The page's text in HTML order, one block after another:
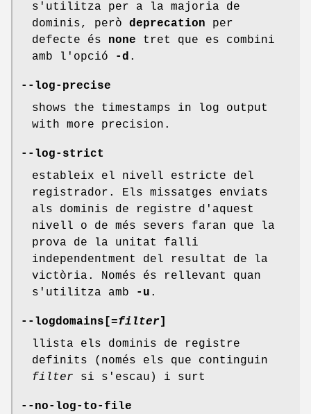
s'utilitza per a la majoria de
dominis, però deprecation per
defecte és none tret que es combini
amb l'opció
-d .
--log-precise
shows the timestamps in log output
with more precision.
--log-strict
estableix el nivell estricte del
registrador. Els missatges enviats
als dominis de registre d'aquest
nivell o de més severs faran que la
prova de la unitat falli
independentment del resultat de la
victòria. Només és rellevant quan
s'utilitza amb
-u .
--logdomains[ =filter
llista els dominis de registre
definits (només els que continguin
filter si s'escau) i surt
--no-log-to-file